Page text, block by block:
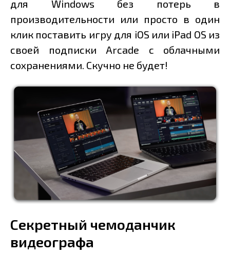
для Windows без потерь в
производительности или просто в один
клик поставить игру для iOS или iPad OS из
своей подписки Arcade с облачными
сохранениями. Скучно не будет!
Секретный чемоданчик
видеографа